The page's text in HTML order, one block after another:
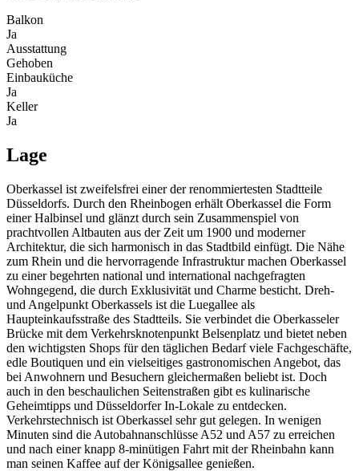
Balkon
Ja
Ausstattung
Gehoben
Einbauküche
Ja
Keller
Ja
Lage
Oberkassel ist zweifelsfrei einer der renommiertesten Stadtteile
Düsseldorfs. Durch den Rheinbogen erhält Oberkassel die Form
einer Halbinsel und glänzt durch sein Zusammenspiel von
prachtvollen Altbauten aus der Zeit um 1900 und moderner
Architektur, die sich harmonisch in das Stadtbild einfügt. Die Nähe
zum Rhein und die hervorragende Infrastruktur machen Oberkassel
zu einer begehrten national und international nachgefragten
Wohngegend, die durch Exklusivität und Charme besticht. Dreh-
und Angelpunkt Oberkassels ist die Luegallee als
Haupteinkaufsstraße des Stadtteils. Sie verbindet die Oberkasseler
Brücke mit dem Verkehrsknotenpunkt Belsenplatz und bietet neben
den wichtigsten Shops für den täglichen Bedarf viele Fachgeschäfte,
edle Boutiquen und ein vielseitiges gastronomischen Angebot, das
bei Anwohnern und Besuchern gleichermaßen beliebt ist. Doch
auch in den beschaulichen Seitenstraßen gibt es kulinarische
Geheimtipps und Düsseldorfer In-Lokale zu entdecken.
Verkehrstechnisch ist Oberkassel sehr gut gelegen. In wenigen
Minuten sind die Autobahnanschlüsse A52 und A57 zu erreichen
und nach einer knapp 8-minütigen Fahrt mit der Rheinbahn kann
man seinen Kaffee auf der Königsallee genießen.